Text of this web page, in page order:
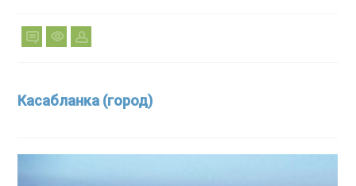
Касабланка (город)